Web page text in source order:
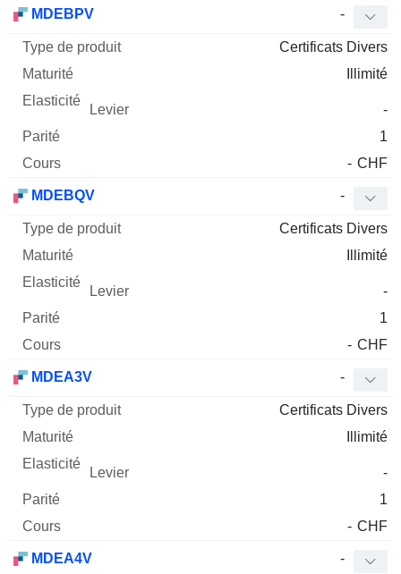
MDEBPV -
Certificats Divers
Illimité
-
1
- CHF
MDEBQV -
Certificats Divers
Illimité
-
1
- CHF
MDEA3V -
Certificats Divers
Illimité
-
1
- CHF
MDEA4V -